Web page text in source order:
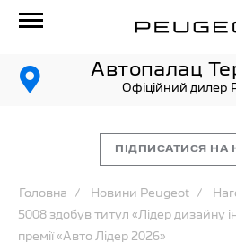
Автопалац
Офіційний дилер
ПІДПИСАТИСЯ НА
Головна Новини Peugeot
5008 здобув титул «Лідер дизайну
премії «Авто Лідер 2026»